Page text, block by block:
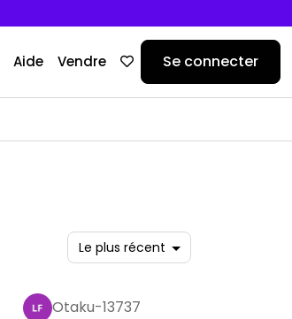
Aide Vendre Se connecter
Otaku-13737